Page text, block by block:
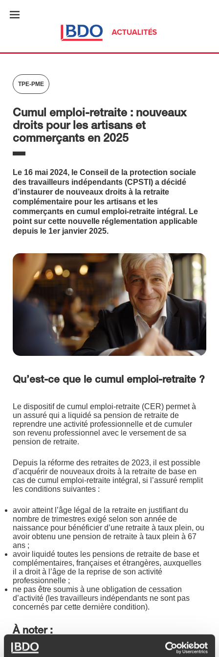
TPE-PME
Cumul emploi-retraite : nouveaux
droits pour les artisans et
commerçants en 2025
Le 16 mai 2024, le Conseil de la protection sociale
des travailleurs indépendants (CPSTI) a décidé
d’instaurer de nouveaux droits à la retraite
complémentaire pour les artisans et les
commerçants en cumul emploi-retraite intégral. Le
point sur cette nouvelle réglementation applicable
depuis le 1er janvier 2025.
Qu’est-ce que le cumul emploi-retraite ?
Le dispositif de cumul emploi-retraite (CER) permet à
un assuré qui a liquidé sa pension de retraite de
reprendre une activité professionnelle et de cumuler
son revenu professionnel avec le versement de sa
pension de retraite.
Depuis la réforme des retraites de 2023, il est possible
d’acquérir de nouveaux droits à la retraite de base en
cas de cumul emploi-retraite intégral, si l’assuré remplit
les conditions suivantes :
avoir atteint l’âge légal de la retraite en justifiant du
nombre de trimestres exigé selon son année de
naissance pour bénéficier d’une retraite à taux plein, ou
avoir obtenu une pension de retraite à taux plein à 67
ans ;
avoir liquidé toutes les pensions de retraite de base et
complémentaires, françaises et étrangères, auxquelles
il a droit à l’âge de la reprise de son activité
professionnelle ;
ne pas être soumis à une obligation de cessation
d’activité (les travailleurs indépendants ne sont pas
concernés par cette dernière condition).
À noter :